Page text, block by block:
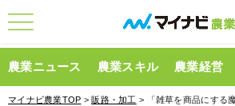
農業ニュース 農業スキル 農業経営
マイナビ農業TOP >販路・加工 > 「雑草を商品にする